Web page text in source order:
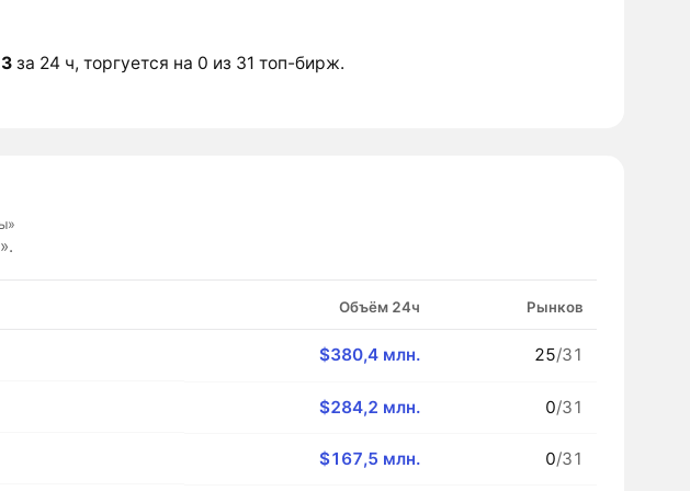
за 24 ч, торгуется на 0 из 31 топ-бирж.
Объём 24ч Рынков
$380,4 млн. 25/31
$284,2 млн. 0/31
$167,5 млн. 0/31